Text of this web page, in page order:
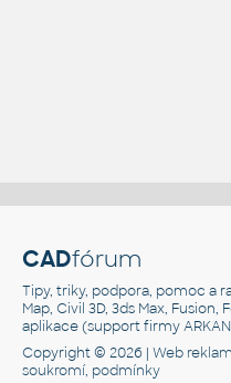
CADfórum
Tipy, triky, podpora, pomoc a
Map, Civil 3D, 3ds Max,
aplikace (support firmy
Copyright © 2026 |Web
soukromí, podmínky